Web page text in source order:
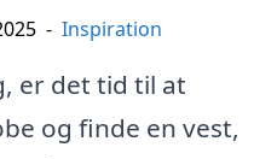
- Inspiration
er det tid til at
og finde en vest,